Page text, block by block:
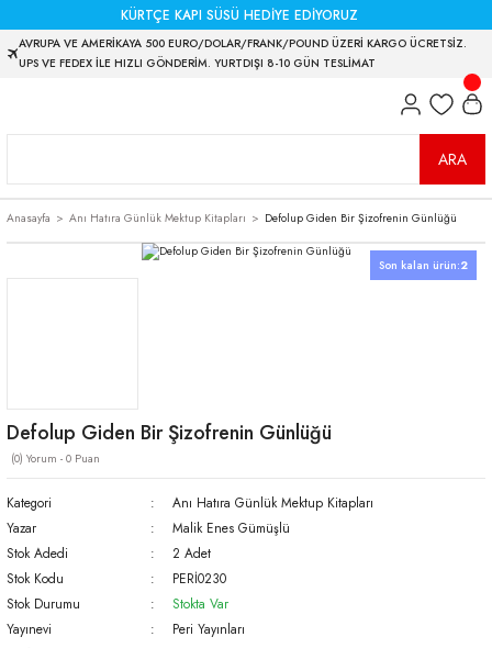
KÜRTÇE KAPI SÜSÜ HEDİYE EDİYORUZ
AVRUPA VE AMERİKAYA 500 EURO/DOLAR/FRANK/POUND ÜZERİ KARGO ÜCRETSİZ.
UPS VE FEDEX İLE HIZLI GÖNDERİM. YURTDIŞI 8-10 GÜN TESLİMAT
ARA
Anasayfa Anı Hatıra Günlük Mektup Kitapları Defolup Giden Bir Şizofrenin Günlüğü
Son kalan ürün:2
Defolup Giden Bir Şizofrenin Günlüğü
(0) Yorum - 0 Puan
Kategori
Anı Hatıra Günlük Mektup Kitapları
Yazar
Malik Enes Gümüşlü
Stok Adedi
2 Adet
Stok Kodu
PERİ0230
Stok Durumu
Stokta Var
Yayınevi
Peri Yayınları